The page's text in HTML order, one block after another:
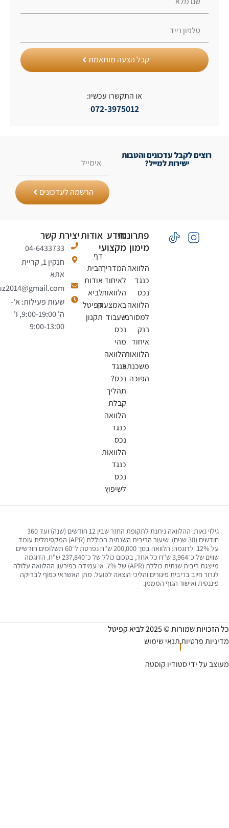
קבל הצעה מותאמת
או התקשרו עכשיו:
072-3975012
לקבל עדכונים והטבות
ישירות למייל?
הרשמה לעדכונים
פתרונות
הלוואה
הלוואה
למסורבי
הלוואות
משכנתא
מידע
מקצועי
המדריך
לאיחוד
הלוואות
באמצעות
שעבוד
נכס
מהי
הלוואה
כנגד
נכס?
הלוואה
הלוואות
לשיפוץ
אודות
דף
הבית
אודות
לביא
קפיטל
תקנון
יצירת קשר
04-6433733
חנקין 1, קריית
natiiluz2014@gmail.com
שעות פעילות: א'-
ה' 9:00-19:00, ו'
9:00-13:00
גילוי נאות: ההלוואה ניתנת לתקופת החזר שבין 12 חודשים (שנה) ועד 360
חודשים (30 שנים). שיעור הריבית השנתית הכוללת (APR) המקסימלית עומד
על 12%. לדוגמה: הלוואה בסך 200,000 ש"ח נפרסת ל־60 תשלומים חודשיים
שווים של כ־3,964 ש"ח כל אחד, בסכום כולל של כ־237,840 ש"ח. הדוגמה
מייצגת ריבית שנתית כוללת (APR) של 7%. אי עמידה בפירעון ההלוואה עלולה
חיוב בריבית פיגורים והליכי הוצאה לפועל. מתן האשראי כפוף לבדיקה
ואישור הגוף המממן.
© 2025 לביא קפיטל
פרטיותתנאי שימוש
ידי סטודיו קוסטה